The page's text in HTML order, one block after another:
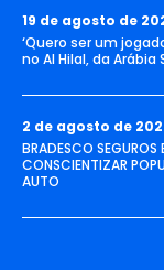
19 de agosto de
‘Quero ser um
no Al Hilal, da Arábia
2 de agosto de
BRADESCO SEGUROS
CONSCIENTIZAR
AUTO